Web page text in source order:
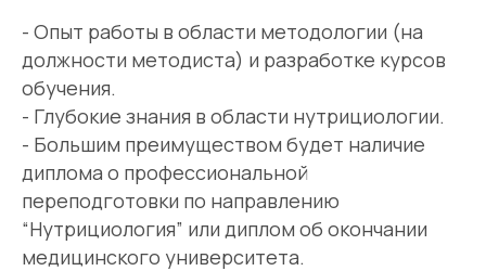
- Опыт работы в области методологии (на
должности методиста) и разработке курсов
обучения.
- Глубокие знания в области нутрициологии.
- Большим преимуществом будет наличие
диплома о профессиональной
переподготовки по направлению
“Нутрициология” или диплом об окончании
медицинского университета.